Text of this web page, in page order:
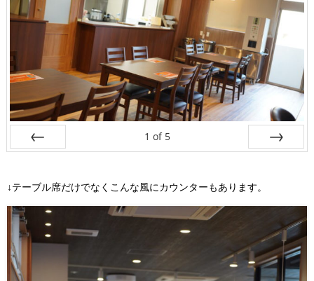
1 of 5
↓テーブル席だけでなくこんな風にカウンターもあります。